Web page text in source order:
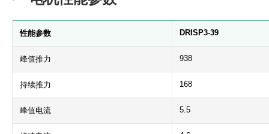
性能参数 DRISP3-39
峰值推力 938
持续推力 168
峰值电流 5.5